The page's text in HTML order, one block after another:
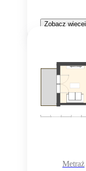
Zobacz więcej
Metraż